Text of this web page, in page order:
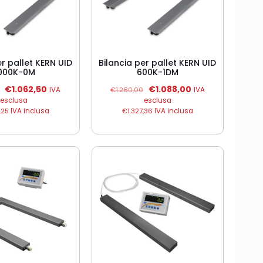
pallet KERN UID
0M
Il
prezzo
originale
€1.062,50Il
attuale
€1.062,50.
IVA
esclusa
IVA inclusa
Bilancia per pallet KERN UID
600K-1DM
€1.280,00
Il
prezzo
originale
€1.088,00Il
attuale
€1.088,00.
IVA
esclusa
€1.327,36 IVA inclusa